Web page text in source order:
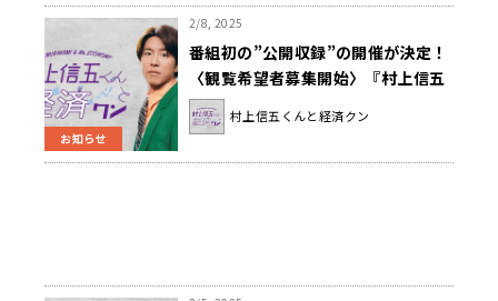
お知らせ
2/8, 2025
番組初の”公開収録”の開催が決定！
〈観覧希望者募集開始〉『村上信五
くんと経済クン』
村上信五くんと経済クン